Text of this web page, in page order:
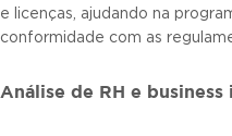
e licenças, ajudando na
conformidade com as
Análise de RH e